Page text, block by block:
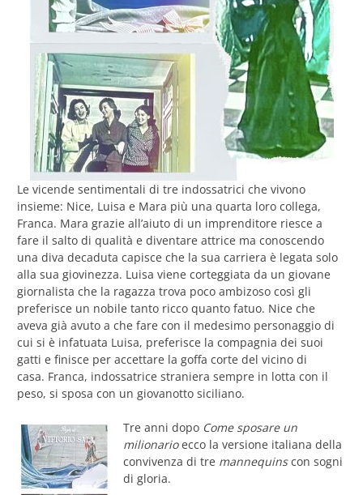
Le vicende sentimentali di tre indossatrici che vivono
insieme: Nice, Luisa e Mara più una quarta loro collega,
Franca. Mara grazie all’aiuto di un imprenditore riesce a
fare il salto di qualità e diventare attrice ma conoscendo
una diva decaduta capisce che la sua carriera è legata solo
alla sua giovinezza. Luisa viene corteggiata da un giovane
giornalista che la ragazza trova poco ambizoso così gli
preferisce un nobile tanto ricco quanto fatuo. Nice che
aveva già avuto a che fare con il medesimo personaggio di
cui si è infatuata Luisa, preferisce la compagnia dei suoi
gatti e finisce per accettare la goffa corte del vicino di
casa. Franca, indossatrice straniera sempre in lotta con il
peso, si sposa con un giovanotto siciliano.
Tre anni dopo Come sposare un
milionarioecco la versione italiana della
convivenza di tre mannequinscon sogni
di gloria.